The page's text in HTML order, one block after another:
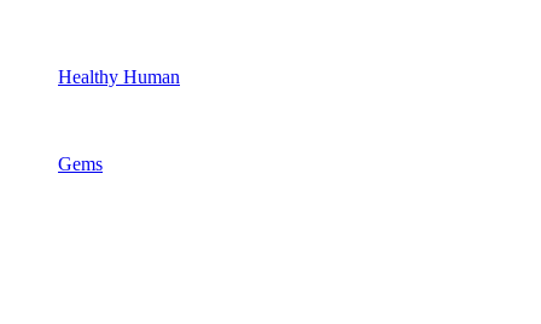
Healthy Human
Gems